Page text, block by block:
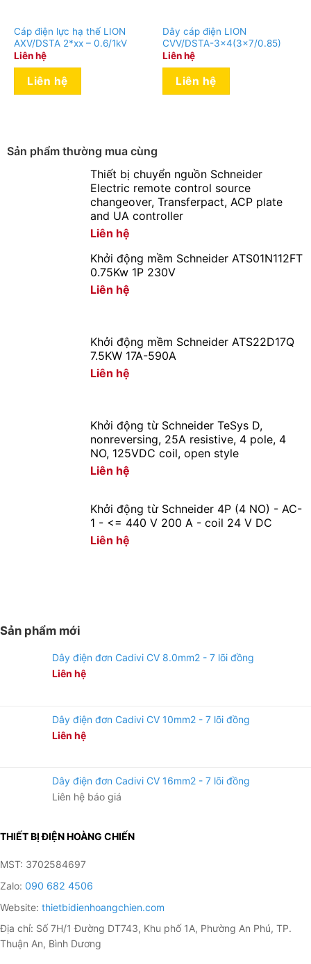
Cáp điện lực hạ thế LION
AXV/DSTA 2*xx – 0.6/1kV
Liên hệ
Liên hệ
Dây cáp điện LION
CVV/DSTA-3×4(3×7/0.85)
Liên hệ
Liên hệ
Sản phẩm thường mua cùng
Thiết bị chuyển nguồn Schneider
Electric remote control source
changeover, Transferpact, ACP plate
and UA controller
Liên hệ
Khởi động mềm Schneider ATS01N112FT
0.75Kw 1P 230V
Liên hệ
Khởi động mềm Schneider ATS22D17Q
7.5KW 17A-590A
Liên hệ
Khởi động từ Schneider TeSys D,
nonreversing, 25A resistive, 4 pole, 4
NO, 125VDC coil, open style
Liên hệ
Khởi động từ Schneider 4P (4 NO) - AC-
1 - <= 440 V 200 A - coil 24 V DC
Liên hệ
Sản phẩm mới
Dây điện đơn Cadivi CV 8.0mm2 - 7 lõi đồng
Liên hệ
Dây điện đơn Cadivi CV 10mm2 - 7 lõi đồng
Liên hệ
Dây điện đơn Cadivi CV 16mm2 - 7 lõi đồng
Liên hệ báo giá
THIẾT BỊ ĐIỆN HOÀNG CHIẾN
MST: 3702584697
Zalo: 090 682 4506
Website: thietbidienhoangchien.com
Địa chỉ: Số 7H/1 Đường DT743, Khu phố 1A, Phường An Phú, TP.
Thuận An, Bình Dương